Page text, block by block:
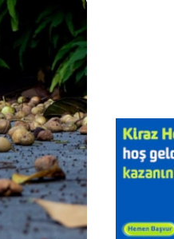
meyveleri
kamu
belirtirken,
177 bin TL)